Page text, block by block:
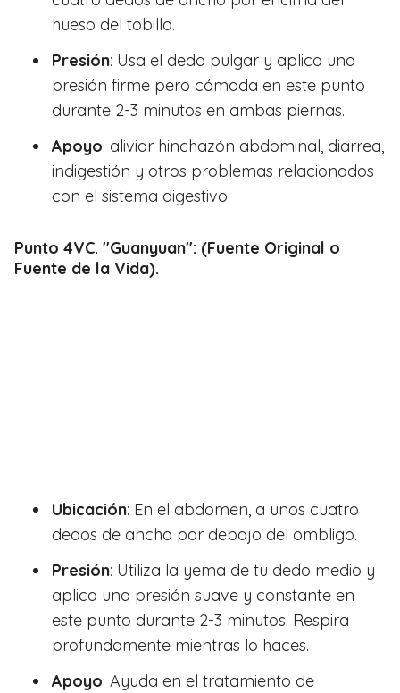
hueso del tobillo.
Presión: Usa el dedo pulgar y aplica una
presión firme pero cómoda en este punto
durante 2-3 minutos en ambas piernas.
Apoyo: aliviar hinchazón abdominal, diarrea,
indigestión y otros problemas relacionados
con el sistema digestivo.
Punto 4VC. "Guanyuan": (Fuente Original o
Fuente de la Vida).
Ubicación: En el abdomen, a unos cuatro
dedos de ancho por debajo del ombligo.
Presión: Utiliza la yema de tu dedo medio y
aplica una presión suave y constante en
este punto durante 2-3 minutos. Respira
profundamente mientras lo haces.
Apoyo: Ayuda en el tratamiento de